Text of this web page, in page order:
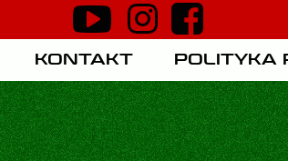
KONTAKT POLITYKA